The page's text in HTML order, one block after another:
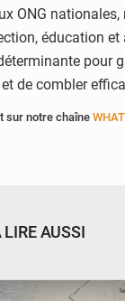
ONG
éducation
pour
de combler
sur notre chaîne
LIRE AUSSI